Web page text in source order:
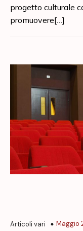
progetto culturale
promuovere[…]
Articoli vari Maggio